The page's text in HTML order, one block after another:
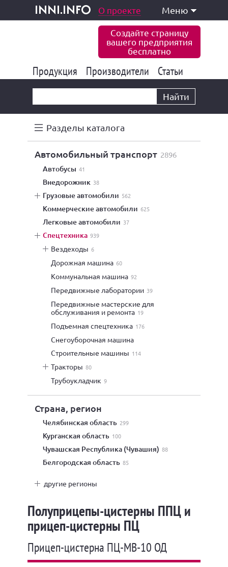
inni.info
и услуги О проекте Меню
Создайте страницу
вашего предприятия
бесплатно
Продукция 177 843
Производители 6 775
Статьи
Найти
Разделы каталога
автомобильный транспорт 2896
автобусы 41
внедорожник 38
грузовые автомобили 562
коммерческие автомобили 625
легковые автомобили 37
спецтехника 939
вездеходы 6
дорожная машина 60
коммунальная машина 92
передвижные лаборатории 39
передвижные мастерские для
обслуживания и ремонта 19
подъемная спецтехника 176
снегоуборочная машина
строительные машины 114
тракторы 80
трубоукладчик 9
Страна, регион
Челябинская область 299
Курганская область 100
Чувашская Республика (Чувашия) 88
Белгородская область 85
другие регионы
Полуприцепы-цистерны ППЦ и
прицеп-цистерны ПЦ
Прицеп-цистерна ПЦ-МВ-10 ОД